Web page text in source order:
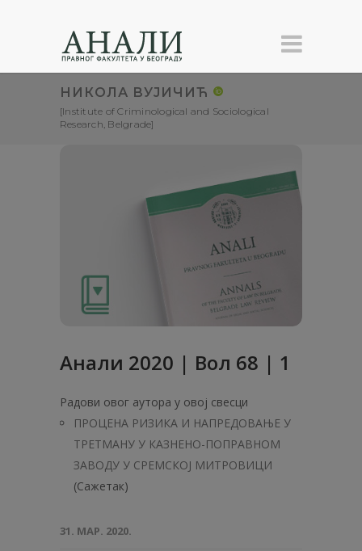
НИКОЛА ВУЈИЧИЋ
[Institute of Criminological and Sociological
Research, Belgrade]
Анали 2020 | Вол 68 | 1
Радови овог аутора у овој свесци
ПРОЦЕНА РИЗИКА И НАПРЕДОВАЊЕ У
ТРЕТМАНУ У КAЗНЕНО-ПОПРАВНОМ
ЗАВОДУ У СРЕМСКОЈ МИТРОВИЦИ
(Сажетак)
31. МАР. 2020.